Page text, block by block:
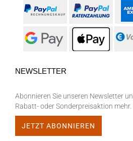
NEWSLETTER
Abonnieren Sie unseren Newsletter
Rabatt- oder Sonderpreisaktion mehr.